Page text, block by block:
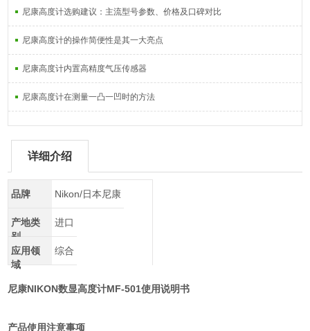
尼康高度计选购建议：主流型号参数、价格及口碑对比
尼康高度计的操作简便性是其一大亮点
尼康高度计内置高精度气压传感器
尼康高度计在测量一凸一凹时的方法
详细介绍
品牌 Nikon/日本尼康
产地类
别
进口
应用领
域
综合
尼康NIKON数显高度计MF-501使用说明书
产品使用注意事项